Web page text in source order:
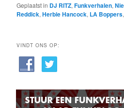
Geplaatst in DJ RITZ,Funkverhalen,
Reddick,Herbie Hancock, LA Boppers,
VINDT ONS OP: